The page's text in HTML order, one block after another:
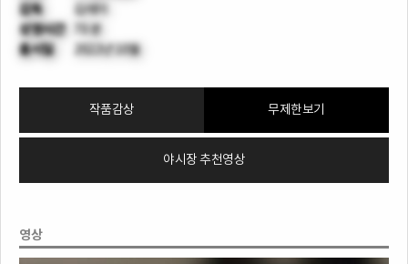
감독
김레이
상영시간 70 분
출시일 2022년 10월
작품감상 무제한보기
야시장 추천영상
영상